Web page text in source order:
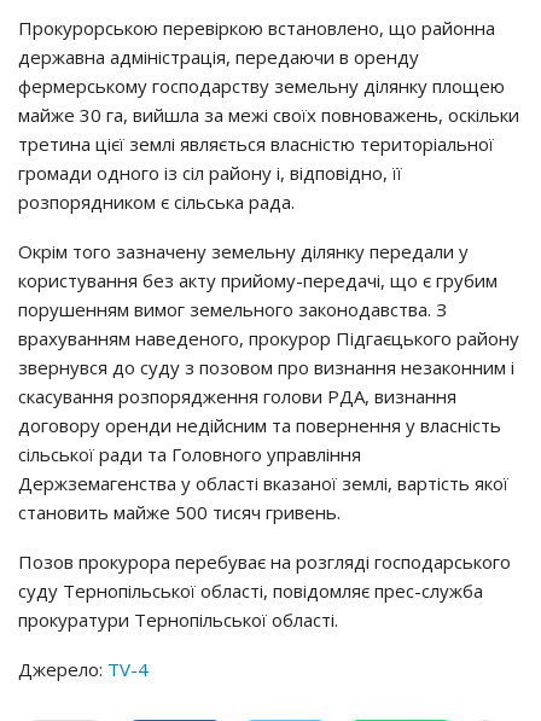
Прокурорською перевіркою встановлено, що районна
державна адміністрація, передаючи в оренду
фермерському господарству земельну ділянку площею
майже 30 га, вийшла за межі своїх повноважень, оскільки
третина цієї землі являється власністю територіальної
громади одного із сіл району і, відповідно, її
розпорядником є сільська рада.
Окрім того зазначену земельну ділянку передали у
користування без акту прийому-передачі, що є грубим
порушенням вимог земельного законодавства. З
врахуванням наведеного, прокурор Підгаєцького району
звернувся до суду з позовом про визнання незаконним і
скасування розпорядження голови РДА, визнання
договору оренди недійсним та повернення у власність
сільської ради та Головного управління
Держземагенства у області вказаної землі, вартість якої
становить майже 500 тисяч гривень.
Позов прокурора перебуває на розгляді господарського
суду Тернопільської області, повідомляє прес-служба
прокуратури Тернопільської області.
Джерело: TV-4